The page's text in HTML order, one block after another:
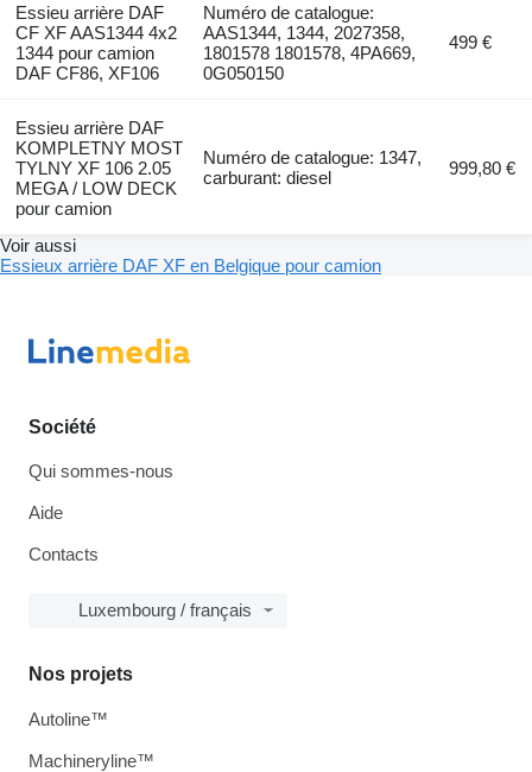
Essieu arrière DAF
CF XF AAS1344 4x2
1344 pour camion
DAF CF86, XF106
Numéro de catalogue:
AAS1344, 1344, 2027358,
1801578 1801578, 4PA669,
0G050150
499 €
Essieu arrière DAF
KOMPLETNY MOST
TYLNY XF 106 2.05
MEGA / LOW DECK
pour camion
Numéro de catalogue: 1347,
carburant: diesel
999,80 €
Voir aussi
Essieux arrière DAF XF en Belgique pour camion
Société
Qui sommes-nous
Aide
Contacts
Luxembourg / français
Nos projets
Autoline™
Machineryline™